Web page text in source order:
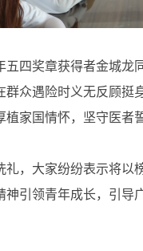
四奖章获得者金城
众遇险时义无反顾
家国情怀，坚守医
，大家纷纷表示将
引领青年成长，引